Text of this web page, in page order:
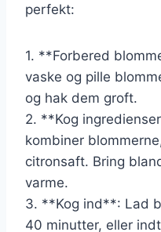
perfekt:
1. **Forbered
vaske og pille
og hak dem groft.
2. **Kog
kombiner
citronsaft. Bring
varme.
3. **Kog ind**: Lad
40 minutter, eller